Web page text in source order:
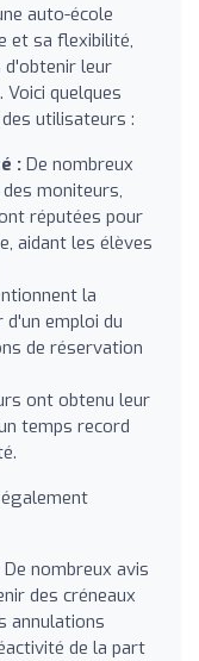
auto-école
et sa flexibilité,
d'obtenir leur
quelques
utilisateurs :
: De nombreux
moniteurs,
réputées pour
aidant les élèves
la
emploi du
de réservation
ont obtenu leur
temps record
De nombreux avis
des créneaux
annulations
de la part